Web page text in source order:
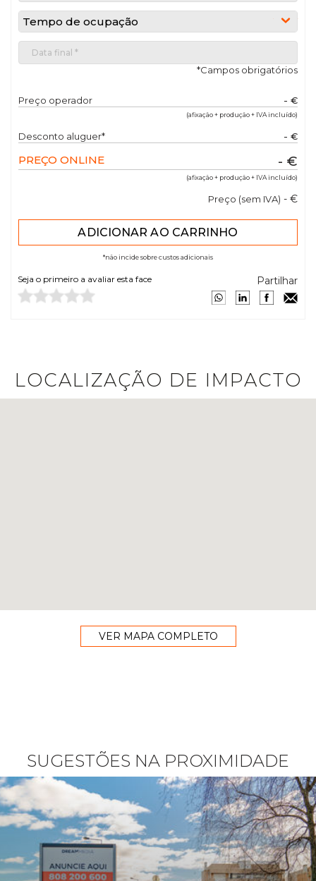
Tempo de ocupação
*Campos obrigatórios
Preço operador - €
(afixação + produção + IVA incluído)
Desconto aluguer* - €
PREÇO ONLINE - €
(afixação + produção + IVA incluído)
Preço (sem IVA) - €
*não incide sobre custos adicionais
Seja o primeiro a avaliar esta face Partilhar
LOCALIZAÇÃO DE IMPACTO
VER MAPA COMPLETO
SUGESTÕES NA PROXIMIDADE